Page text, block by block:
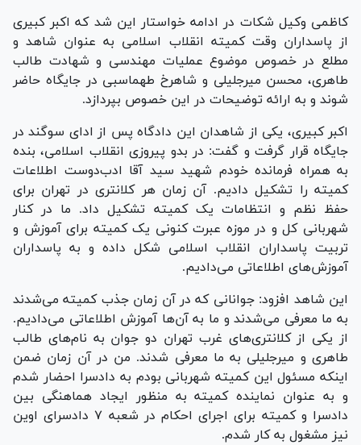
کاظمی وکیل شکات در ادامه خواستار این شد که اکبر کبیری
از پاسداران وقت کمیته انقلاب اسلامی به عنوان شاهد و
مطلع در خصوص موضوع عملیات مهندسی و شهادت طالب
طاهری، محسن میرجلیلی و شاهرخ طهماسبی در جایگاه حاضر
شوند و به ارائه توضیحات در این خصوص بپردازد.
اکبر کبیری، یکی از شاهدان این دادگاه پس از ادای سوگند در
جایگاه قرار گرفت و گفت: در بدو پیروزی انقلاب اسلامی، بنده
به همراه فرمانده خودم شهید سید آقا ادب‌دوست اطلاعات
کمیته را تشکیل دادیم. آن زمان هر کلانتری در تهران برای
حفظ نظم و انتظامات یک کمیته تشکیل داد. ما در کنار
شهربانی کل و در موزه عبرت کنونی یک کمیته برای آموزش و
تربیت پاسداران انقلاب اسلامی شکل داده و به پاسداران
آموزش‌های اطلاعاتی می‌دادیم.
این شاهد افزود: جوانانی که در آن زمان جذب کمیته می‌شدند
به ما معرفی می‌شدند و ما به آن‌ها آموزش اطلاعاتی می‌دادیم.
از یکی از کلانتری‌های غرب تهران دو جوان به نام‌های طالب
طاهری و میرجلیلی به ما معرفی شدند. من در آن زمان ضمن
اینکه مسئول این کمیته شهربانی بودم به دادسرا احضار شدم
و به عنوان نماینده کمیته به منظور ایجاد هماهنگی بین
دادسرا و کمیته برای اجرای احکام در شعبه ۷ دادسرای اوین
نیز مشغول به کار شدم.